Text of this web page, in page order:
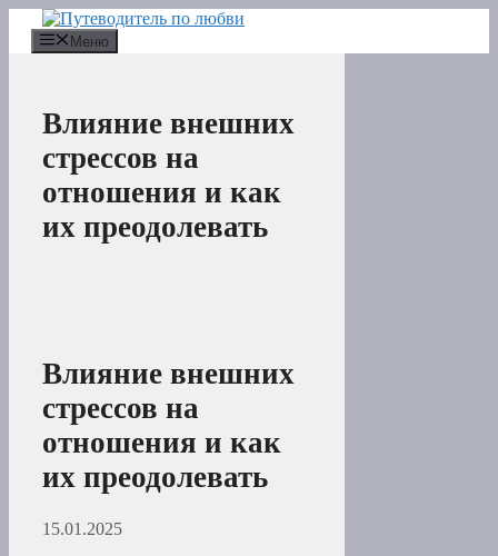
Перейти
содержимому
Меню
Влияние внешних
стрессов на
отношения и как
их преодолевать
Влияние внешних
стрессов на
отношения и как
их преодолевать
15.01.2025